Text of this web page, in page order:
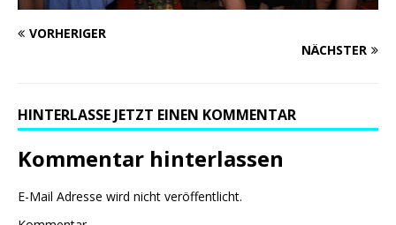
VORHERIGER
NÄCHSTER
HINTERLASSE JETZT EINEN KOMMENTAR
Kommentar hinterlassen
E-Mail Adresse wird nicht veröffentlicht.